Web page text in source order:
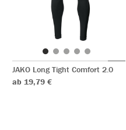
JAKO Long Tight Comfort 2.0
ab 19,79 €